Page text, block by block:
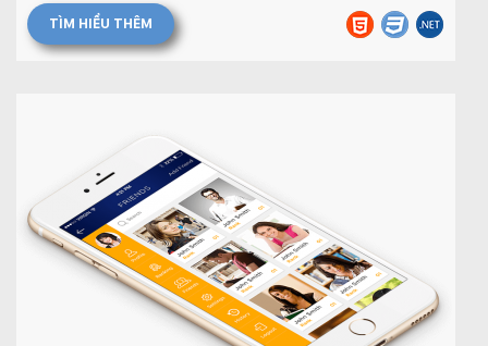
TÌM HIỂU THÊM
Quý khách vui lòng đăng nhập vào hệ thống
quản lý dự án để theo dõi tiến độ.
Tài khoản đã được
khách qua hệ thống SMS tự động. Nếu cần hỗ trợ thêm
xin vui lòng gọi